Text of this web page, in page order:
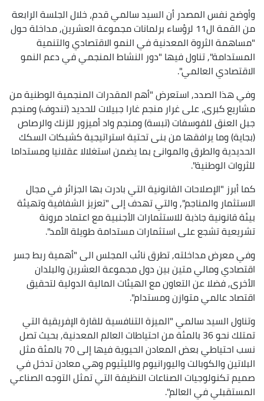
وأوضح نفس المصدر أن السيد سالمي قدم، خلال الجلسة الرابعة
من القمة ال11 لرؤساء برلمانات مجموعة العشرين, مداخلة حول
"مساهمة الثروة المعدنية في النمو الاقتصادي والتنمية
المستدامة", تناول فيها "دور النشاط المنجمي في دعم النمو
الاقتصادي العالمي".
وفي هذا الصدد, استعرض "أهم المقدرات المنجمية الوطنية من
مشاريع كبرى، على غرار منجم غارا جبيلات للحديد (تندوف) ومنجم
جبل العنق للفوسفات (تبسة) ومنجم واد أميزور للزنك والرصاص
(بجاية) وما يرافقها من بنى تحتية استراتيجية كشبكات السكك
الحديدية والطرق والموانئ بما يضمن استغلالا عقلانيا ومستداما
للثروات الوطنية".
كما أبرز "الإصلاحات القانونية التي بادرت بها الجزائر في مجال
الاستثمار والمناجم", والتي تهدف إلى "تعزيز الشفافية وتهيئة
بيئة قانونية جاذبة للاستثمارات الأجنبية مع اعتماد مرونة
تشريعية تشجع على استثمارات مستدامة طويلة الأمد".
وفي معرض مداخلته, تطرق نائب المجلس الى "أهمية ربط جسر
اقتصادي ومالي متين بين دول مجموعة العشرين والبلدان
الأخرى, فضلا عن التعاون مع الهيئات المالية الدولية لتحقيق
اقتصاد عالمي متوازن ومستدام".
وتناول السيد سالمي "الميزة التنافسية للقارة الإفريقية التي
تمتلك نحو 36 بالمئة من احتياطات العالم المعدنية, بحيث تصل
نسب احتياطي بعض المعادن الحيوية فيها إلى 70 بالمئة مثل
البلاتين والكوبالت واليورانيوم والليثيوم وهي معادن تدخل في
صميم تكنولوجيات الصناعات النظيفة التي تمثل التوجه الصناعي
المستقبلي في العالم".